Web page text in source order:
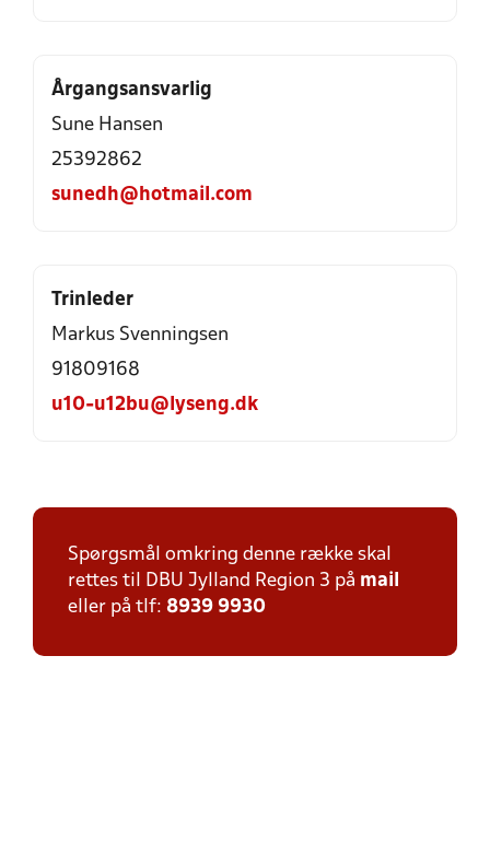
Årgangsansvarlig
Sune Hansen
25392862
sunedh@hotmail.com
Trinleder
Markus Svenningsen
91809168
u10-u12bu@lyseng.dk
Spørgsmål omkring denne række skal
rettes til DBU Jylland Region 3 på mail
eller på tlf: 8939 9930